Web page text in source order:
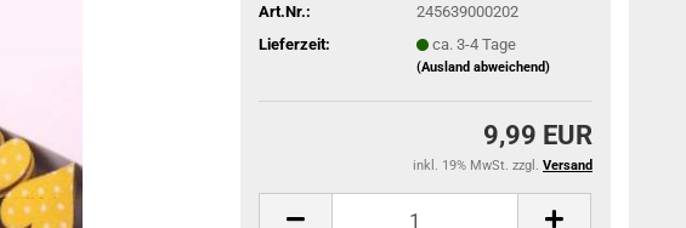
Art.Nr.:
245639000202
Lieferzeit:
ca. 3-4 Tage
(Ausland abweichend)
9,99 EUR
inkl. 19% MwSt. zzgl. Versand